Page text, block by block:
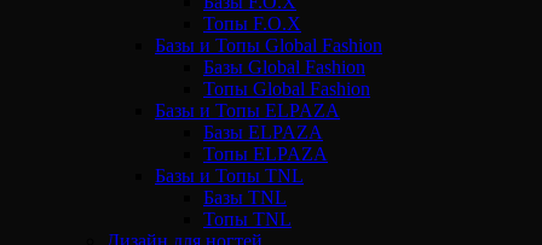
Топы F.O.X
Базы и Топы Global Fashion
Базы Global Fashion
Топы Global Fashion
Базы и Топы ELPAZA
Базы ELPAZA
Топы ELPAZA
Базы и Топы TNL
Базы TNL
Топы TNL
Дизайн для ногтей